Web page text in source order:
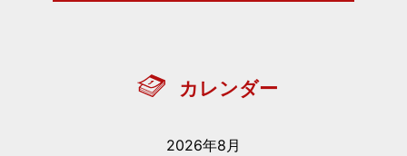
カレンダー
2026年8月